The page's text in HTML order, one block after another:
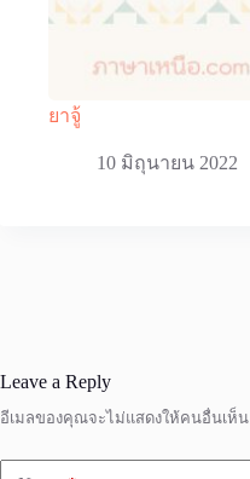
ยาจู้
10 มิถุนายน 2022
Leave a Reply
อีเมลของคุณจะไม่แสดงให้คนอื่นเห็น